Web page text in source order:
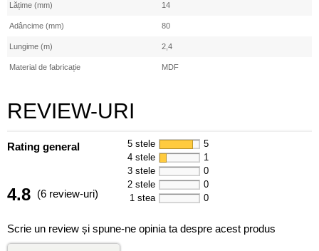
Lățime (mm) 14
Adâncime (mm) 80
Lungime (m) 2,4
Material de fabricație MDF
REVIEW-URI
Rating general
4.8 (6 review-uri)
5 stele
5
4 stele
1
3 stele
0
2 stele
0
1 stea
0
Scrie un review și spune-ne opinia ta despre acest produs